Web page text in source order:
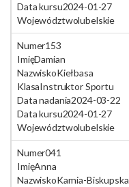
Data kursu2024-01-27
Województwolubelskie
Numer153
ImięDamian
NazwiskoKiełbasa
KlasaInstruktor Sportu
Data nadania2024-03-22
Data kursu2024-01-27
Województwolubelskie
Numer041
ImięAnna
NazwiskoKarnia-Biskupska